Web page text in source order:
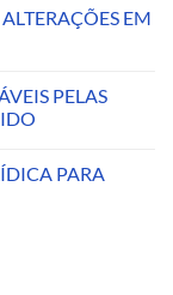
EM
PELAS
PARA